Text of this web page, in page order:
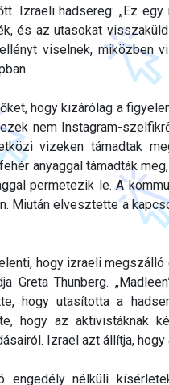
Izraeli hadsereg: „Ez
és az utasokat
viselnek, miközben
hogy kizárólag a
nem Instagram-
vizeken támadtak
anyaggal támadták
permetezik le. A
Miután elvesztette a
hogy izraeli
Greta Thunberg.
hogy utasította a
hogy az aktivistáknak
Izrael azt állítja,
engedély nélküli